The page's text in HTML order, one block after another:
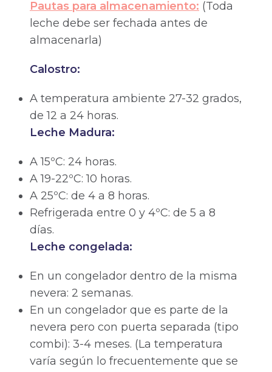
Pautas para almacenamiento: (Toda
leche debe ser fechada antes de
almacenarla)
Calostro:
A temperatura ambiente 27-32 grados,
de 12 a 24 horas.
Leche Madura:
A 15ºC: 24 horas.
A 19-22ºC: 10 horas.
A 25ºC: de 4 a 8 horas.
Refrigerada entre 0 y 4ºC: de 5 a 8
días.
Leche congelada:
En un congelador dentro de la misma
nevera: 2 semanas.
En un congelador que es parte de la
nevera pero con puerta separada (tipo
combi): 3-4 meses. (La temperatura
varía según lo frecuentemente que se